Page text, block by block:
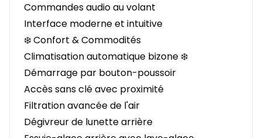
Commandes audio au volant
Interface moderne et intuitive
❄️ Confort & Commodités
Climatisation automatique bizone ❄️
Démarrage par bouton-poussoir
Accès sans clé avec proximité
Filtration avancée de l'air
Dégivreur de lunette arrière